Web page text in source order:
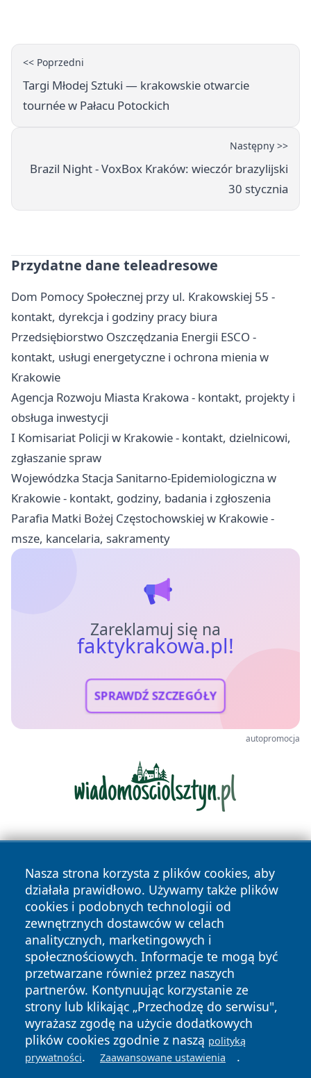
<< Poprzedni
Targi Młodej Sztuki — krakowskie otwarcie
tournée w Pałacu Potockich
Następny >>
Brazil Night - VoxBox Kraków: wieczór brazylijski
30 stycznia
Przydatne dane teleadresowe
Dom Pomocy Społecznej przy ul. Krakowskiej 55 -
kontakt, dyrekcja i godziny pracy biura
Przedsiębiorstwo Oszczędzania Energii ESCO -
kontakt, usługi energetyczne i ochrona mienia w
Krakowie
Agencja Rozwoju Miasta Krakowa - kontakt, projekty i
obsługa inwestycji
I Komisariat Policji w Krakowie - kontakt, dzielnicowi,
zgłaszanie spraw
Wojewódzka Stacja Sanitarno-Epidemiologiczna w
Krakowie - kontakt, godziny, badania i zgłoszenia
Parafia Matki Bożej Częstochowskiej w Krakowie -
msze, kancelaria, sakramenty
Zareklamuj się na
faktykrakowa.pl!
SPRAWDŹ SZCZEGÓŁY
autopromocja
Nasza strona korzysta z plików cookies, aby
działała prawidłowo. Używamy także plików
cookies i podobnych technologii od
zewnętrznych dostawców w celach
analitycznych, marketingowych i
społecznościowych. Informacje te mogą być
przetwarzane również przez naszych
partnerów. Kontynuując korzystanie ze
strony lub klikając „Przechodzę do serwisu",
wyrażasz zgodę na użycie dodatkowych
plików cookies zgodnie z naszą polityką
prywatności. Zaawansowane ustawienia .
Copyright © 2026 faktykrakowa.pl Wszystkie prawa
zastrzeżone.
News Autorzy
Polityka
Prywatności
Polityka
Cookies